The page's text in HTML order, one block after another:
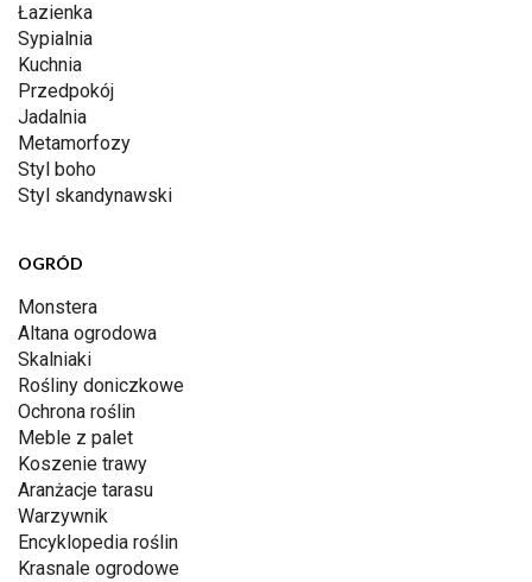
Łazienka
Sypialnia
Kuchnia
Przedpokój
Jadalnia
Metamorfozy
Styl boho
Styl skandynawski
OGRÓD
Monstera
Altana ogrodowa
Skalniaki
Rośliny doniczkowe
Ochrona roślin
Meble z palet
Koszenie trawy
Aranżacje tarasu
Warzywnik
Encyklopedia roślin
Krasnale ogrodowe